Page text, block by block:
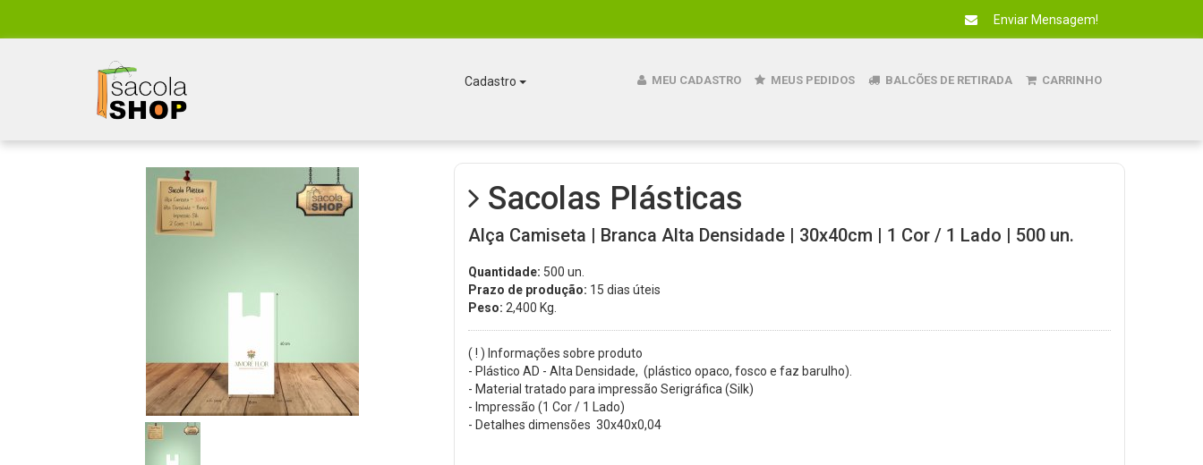
Enviar Mensagem!
Cadastro MEU CADASTRO MEUS PEDIDOS BALCÕES DE RETIRADA CARRINHO
Sacolas Plásticas
Alça Camiseta | Branca Alta Densidade | 30x40cm | 1 Cor / 1 Lado | 500 un.
Quantidade: 500 un.
Prazo de produção: 15 dias úteis
Peso: 2,400 Kg.
( ! ) Informações sobre produto
- Plástico AD - Alta Densidade, (plástico opaco, fosco e faz barulho).
- Material tratado para impressão Serigráfica (Silk)
- Impressão (1 Cor / 1 Lado)
- Detalhes dimensões 30x40x0,04